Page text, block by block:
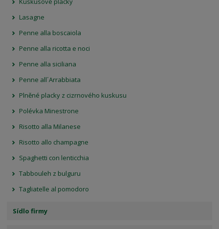
Lasagne
Penne alla boscaiola
Penne alla ricotta e noci
Penne alla siciliana
Penne all´Arrabbiata
Plněné placky z cizrnového kuskusu
Polévka Minestrone
Risotto alla Milanese
Risotto allo champagne
Spaghetti con lenticchia
Tabbouleh z bulguru
Tagliatelle al pomodoro
Sídlo firmy